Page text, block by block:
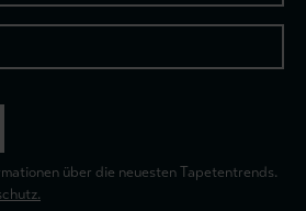
über die neuesten Tapetentrends.